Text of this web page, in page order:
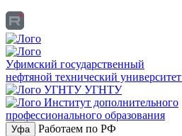
Уфимский государственный
нефтяной технический университет
УГНТУ
Институт дополнительного
профессионального образования
Уфа
Работаем по РФ